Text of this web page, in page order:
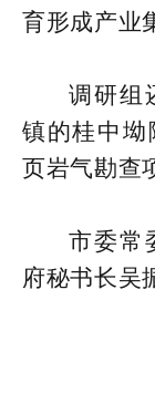
育形成产业
调研组
镇的桂中
页岩气勘查
市委常
府秘书长吴